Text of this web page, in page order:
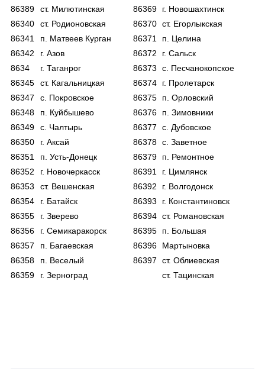
Карты
Фотогалерея
86389
86340
86341
86342
8634
86345
86347
86348
86349
86350
86351
86352
86353
86354
86355
86356
86357
86358
86359
ст. Милютинская
ст. Родионовская
п. Матвеев Курган
г. Азов
г. Таганрог
ст. Кагальницкая
с. Покровское
п. Куйбышево
с. Чалтырь
г. Аксай
п. Усть-Донецк
г. Новочеркасск
ст. Вешенская
г. Батайск
г. Зверево
г. Семикаракорск
п. Багаевская
п. Веселый
г. Зерноград
86369
86370
86371
86372
86373
86374
86375
86376
86377
86378
86379
86391
86392
86393
86394
86395
86396
86397
г. Новошахтинск
ст. Егорлыкская
п. Целина
г. Сальск
с. Песчанокопское
г. Пролетарск
п. Орловский
п. Зимовники
с. Дубовское
с. Заветное
п. Ремонтное
г. Цимлянск
г. Волгодонск
г. Константиновск
ст. Романовская
п. Большая
Мартыновка
ст. Облиевская
ст. Тацинская